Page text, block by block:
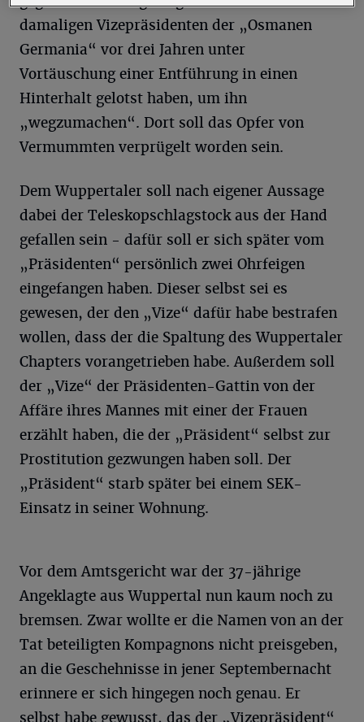
damaligen Vizepräsidenten der „Osmanen
Germania“ vor drei Jahren unter
Vortäuschung einer Entführung in einen
Hinterhalt gelotst haben, um ihn
„wegzumachen“. Dort soll das Opfer von
Vermummten verprügelt worden sein.
Dem Wuppertaler soll nach eigener Aussage
dabei der Teleskopschlagstock aus der Hand
gefallen sein - dafür soll er sich später vom
„Präsidenten“ persönlich zwei Ohrfeigen
eingefangen haben. Dieser selbst sei es
gewesen, der den „Vize“ dafür habe bestrafen
wollen, dass der die Spaltung des Wuppertaler
Chapters vorangetrieben habe. Außerdem soll
der „Vize“ der Präsidenten-Gattin von der
Affäre ihres Mannes mit einer der Frauen
erzählt haben, die der „Präsident“ selbst zur
Prostitution gezwungen haben soll. Der
„Präsident“ starb später bei einem SEK-
Einsatz in seiner Wohnung.
Vor dem Amtsgericht war der 37-jährige
Angeklagte aus Wuppertal nun kaum noch zu
bremsen. Zwar wollte er die Namen von an der
Tat beteiligten Kompagnons nicht preisgeben,
an die Geschehnisse in jener Septembernacht
erinnere er sich hingegen noch genau. Er
selbst habe gewusst, das der „Vizepräsident“